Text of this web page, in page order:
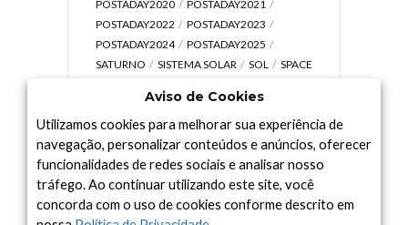
POSTADAY2020
POSTADAY2021
POSTADAY2022
POSTADAY2023
POSTADAY2024
POSTADAY2025
SATURNO
SISTEMA SOLAR SOL
SPACE
UNIVERSO
VÍDEO
Arquivo
Arquivo
Aviso de Cookies
Utilizamos cookies para melhorar sua experiência de
navegação, personalizar conteúdos e anúncios, oferecer
funcionalidades de redes sociais e analisar nosso
tráfego. Ao continuar utilizando este site, você
concorda com o uso de cookies conforme descrito em